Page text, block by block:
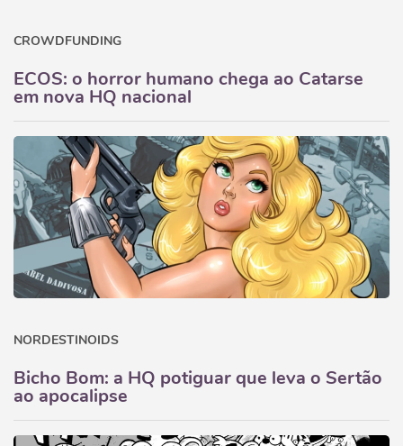
CROWDFUNDING
ECOS: o horror humano chega ao Catarse
em nova HQ nacional
NORDESTINOIDS
Bicho Bom: a HQ potiguar que leva o Sertão
ao apocalipse